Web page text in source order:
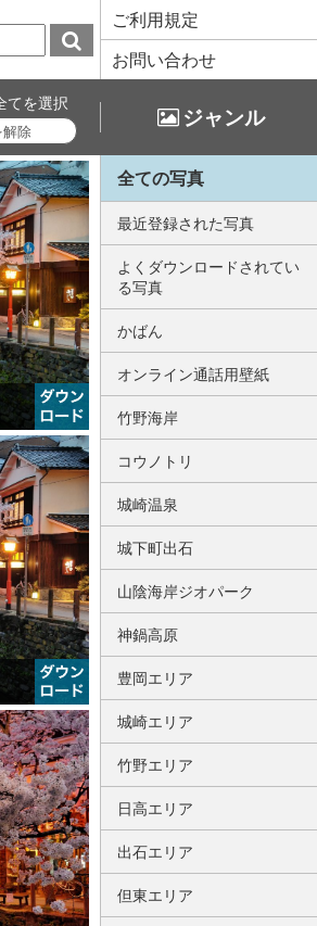
ご利用規定
お問い合わせ
てを選択
ジャンル
全ての写真
最近登録された写真
よくダウンロードされてい
る写真
かばん
オンライン通話用壁紙
竹野海岸
コウノトリ
城崎温泉
城下町出石
山陰海岸ジオパーク
神鍋高原
豊岡エリア
城崎エリア
竹野エリア
日高エリア
出石エリア
但東エリア